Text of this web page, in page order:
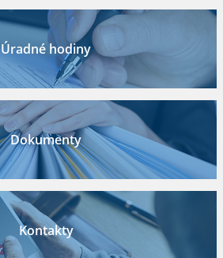
Úradné hodiny
Dokumenty
Kontakty